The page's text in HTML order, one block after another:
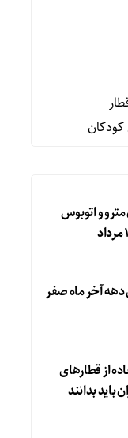
کودکان
و اتوبوس
آخر ماه صفر
از قطارهای
باید بدانند